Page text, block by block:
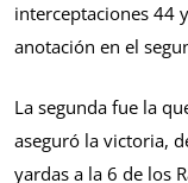
interceptaciones 44
anotación en el
La segunda fue la
aseguró la victoria,
yardas a la 6 de los